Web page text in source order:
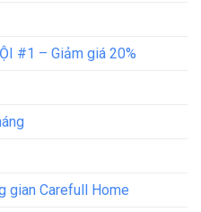
#1 – Giảm giá 20%
gian Carefull Home